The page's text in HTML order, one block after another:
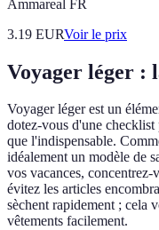
Ammareal FR
3.19 EURVoir le prix
Voyager léger :
Voyager léger est un
dotez-vous d'une
que l'indispensable.
idéalement un modèle de
vos vacances, concentrez-
évitez les articles
sèchent rapidement ; cela
vêtements facilement.